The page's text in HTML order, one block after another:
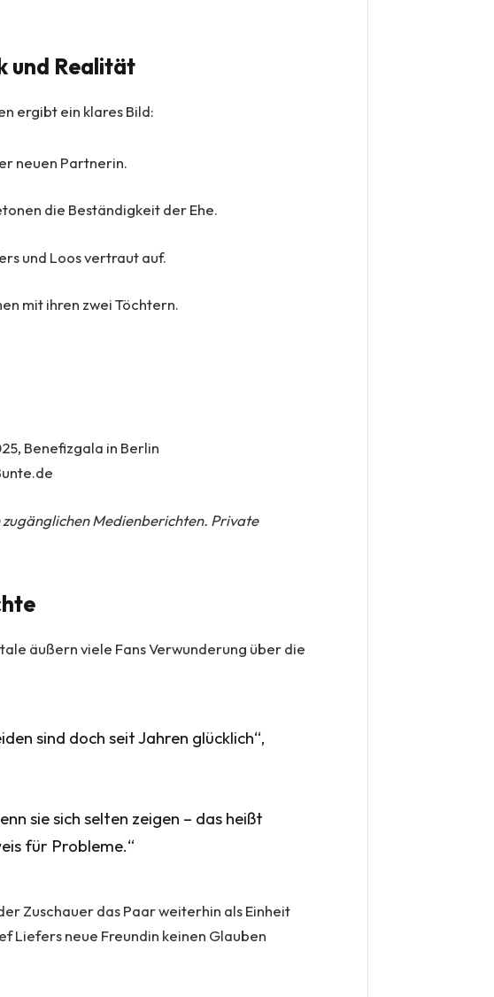
und Realität
ergibt ein klares Bild:
neuen Partnerin.
die Beständigkeit der Ehe.
und Loos vertraut auf.
mit ihren zwei Töchtern.
Benefizgala in Berlin
Medienberichten. Private
äußern viele Fans Verwunderung über die
sind doch seit Jahren glücklich“,
sie sich selten zeigen – das heißt
für Probleme.“
Zuschauer das Paar weiterhin als Einheit
Liefers neue Freundin keinen Glauben